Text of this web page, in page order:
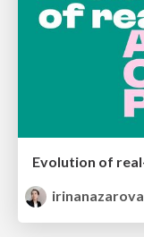
irinanazarova